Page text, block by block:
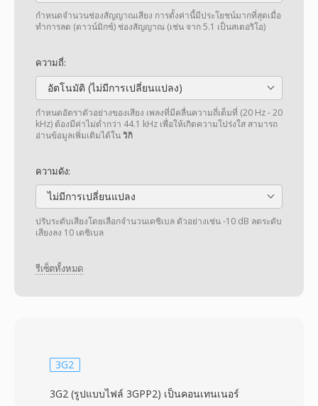
กำหนดจำนวนช่องสัญญาณเสียง การตั้งค่านี้มีประโยชน์มากที่สุดเมื่อ
ทำการลด (ดาวน์มิกซ์) ช่องสัญญาณ (เช่น จาก 5.1 เป็นสเตอริโอ)
ความถี่:
อัตโนมัติ (ไม่มีการเปลี่ยนแปลง)
กำหนดอัตราตัวอย่างของเสียง เพลงที่มีคลื่นความถี่เต็มที่ (20 Hz - 20
kHz) ต้องมีค่าไม่ต่ำกว่า 44.1 kHz เพื่อให้เกิดความโปร่งใส สามารถ
อ่านข้อมูลเพิ่มเติมได้ในวิกิ
ความดัง:
ไม่มีการเปลี่ยนแปลง
ปรับระดับเสียงโดยเลือกจำนวนเดซิเบล ตัวอย่างเช่น -10 dB ลดระดับ
เสียงลง 10 เดซิเบล
รีเซ็ตทั้งหมด
3G2
3G2 (รูปแบบไฟล์ 3GPP2) เป็นคอนเทนเนอร์